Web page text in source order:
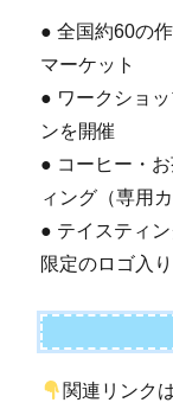
● 全国約60の
マーケット
● ワークショ
ンを開催
● コーヒー・
ィング（専用
● テイスティ
限定のロゴ入り
関連リンク